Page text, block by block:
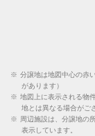
※ 分譲地は地図中心の赤
があります）
※ 地図上に表示される物
地とは異なる場合がご
※
周辺施設は、分譲地の
表示しています。